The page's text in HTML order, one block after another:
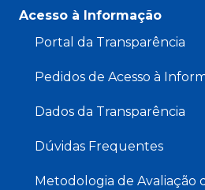
Acesso à Informação
Portal da Transparência
Pedidos de Acesso à
Dados da Transparência
Dúvidas Frequentes
Metodologia de Avaliação